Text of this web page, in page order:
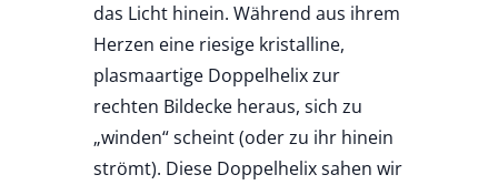
das Licht hinein. Während aus ihrem
Herzen eine riesige kristalline,
plasmaartige Doppelhelix zur
rechten Bildecke heraus, sich zu
„winden“ scheint (oder zu ihr hinein
strömt). Diese Doppelhelix sahen wir